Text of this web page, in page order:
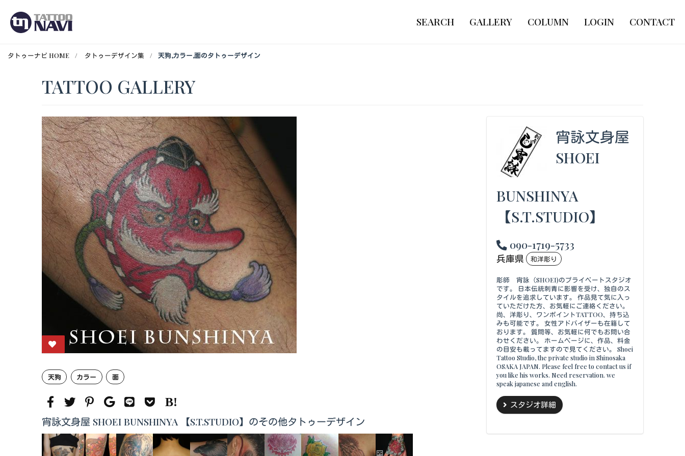
SEARCH GALLERY COLUMN LOGIN CONTACT
タトゥーナビ HOME タトゥーデザイン集 天狗,カラー,面のタトゥーデザイン
TATTOO GALLERY
宵詠文身屋
SHOEI
BUNSHINYA
【S.T.STUDIO】
090-1719-5733
兵庫県 和洋彫り
彫師 宵詠（SHOEI)のプライベートスタジオ
です。 日本伝統刺青に影響を受け、独自のス
タイルを追求しています。 作品見て気に入っ
ていただけた方、お気軽にご連絡ください。
尚、洋彫り、ワンポイントTATTOO、持ち込
みも可能です。 女性アドバイザーも在籍して
おります。 質問等、お気軽に何でもお問い合
わせください。 ホームページに、作品、料金
の目安も載ってますので見てください。 Shoei
Tattoo Studio, the private studio in Shinosaka
OSAKA JAPAN. Please feel free to contact us if
you like his works. Need reservation. we
speak japanese and english.
スタジオ詳細
天狗 カラー 面
宵詠文身屋 SHOEI BUNSHINYA 【S.T.STUDIO】のその他タトゥーデザイン